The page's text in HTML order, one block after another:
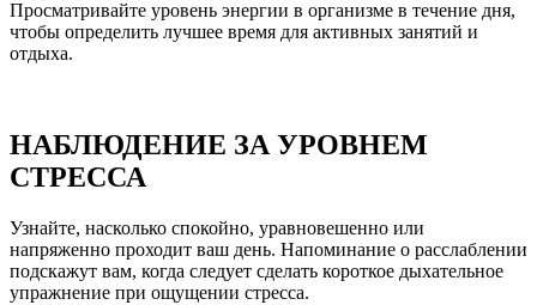
Просматривайте уровень энергии в организме в течение дня,
чтобы определить лучшее время для активных занятий и
отдыха.
НАБЛЮДЕНИЕ ЗА УРОВНЕМ
СТРЕССА
Узнайте, насколько спокойно, уравновешенно или
напряженно проходит ваш день. Напоминание о расслаблении
подскажут вам, когда следует сделать короткое дыхательное
упражнение при ощущении стресса.